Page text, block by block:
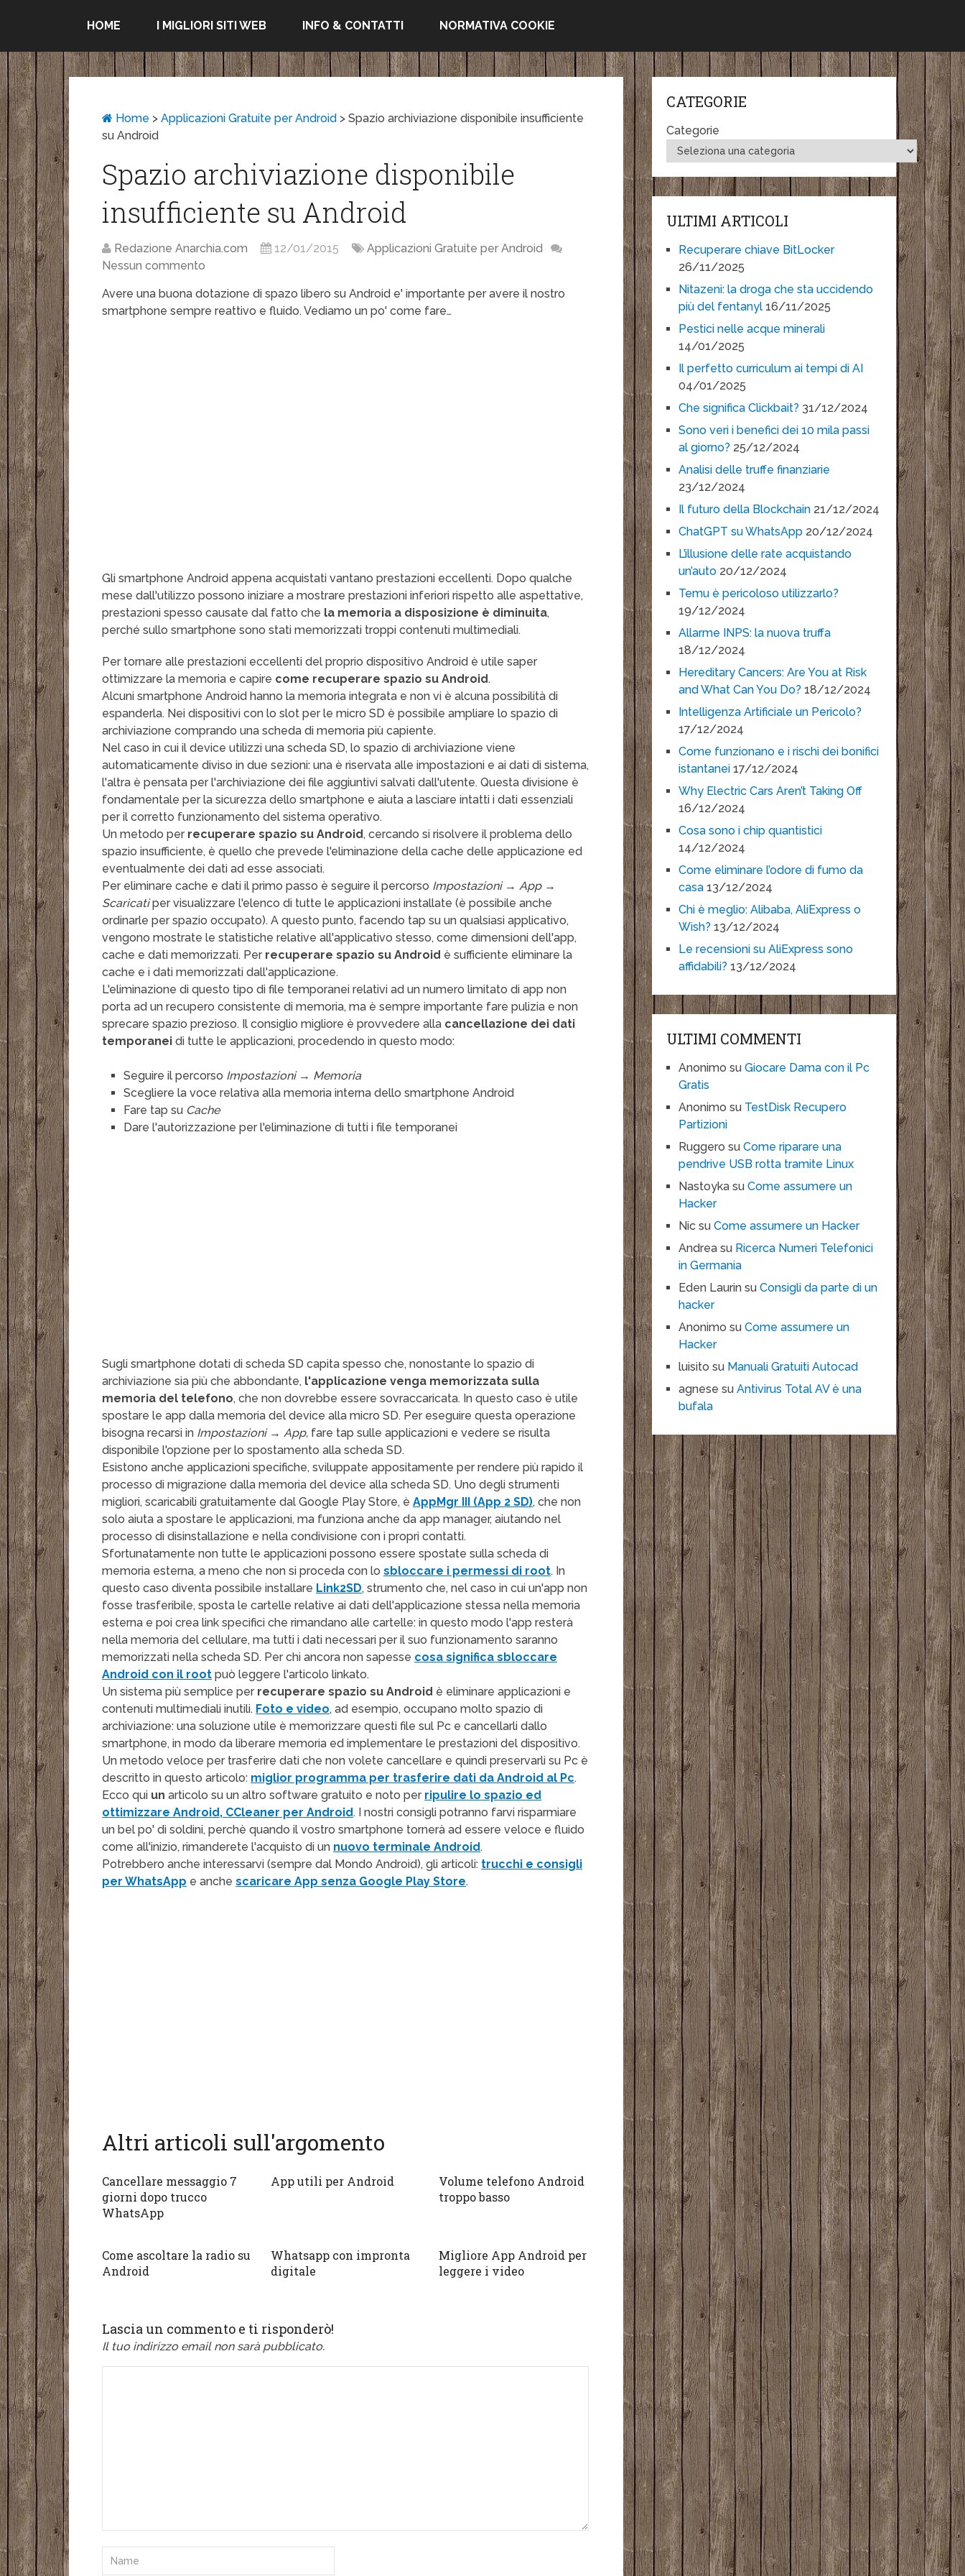
HOME I MIGLIORI SITI WEB INFO & CONTATTI NORMATIVA COOKIE
Home >Applicazioni Gratuite per Android >Spazio archiviazione disponibile insufficiente
su Android
Spazio archiviazione disponibile
insufficiente su Android
Redazione Anarchia.com 12/01/2015
Applicazioni Gratuite per Android
Nessun commento
Avere una buona dotazione di spazo libero su Android e' importante per avere il nostro
smartphone sempre reattivo e fluido. Vediamo un po' come fare…
Gli smartphone Android appena acquistati vantano prestazioni eccellenti. Dopo qualche
mese dall'utilizzo possono iniziare a mostrare prestazioni inferiori rispetto alle aspettative,
prestazioni spesso causate dal fatto che la memoria a disposizione è diminuita,
perché sullo smartphone sono stati memorizzati troppi contenuti multimediali.
Per tornare alle prestazioni eccellenti del proprio dispositivo Android è utile saper
ottimizzare la memoria e capire come recuperare spazio su Android.
Alcuni smartphone Android hanno la memoria integrata e non vi è alcuna possibilità di
espanderla. Nei dispositivi con lo slot per le micro SD è possibile ampliare lo spazio di
archiviazione comprando una scheda di memoria più capiente.
Nel caso in cui il device utilizzi una scheda SD, lo spazio di archiviazione viene
automaticamente diviso in due sezioni: una è riservata alle impostazioni e ai dati di sistema,
l'altra è pensata per l'archiviazione dei file aggiuntivi salvati dall'utente. Questa divisione è
fondamentale per la sicurezza dello smartphone e aiuta a lasciare intatti i dati essenziali
per il corretto funzionamento del sistema operativo.
Un metodo per recuperare spazio su Android, cercando si risolvere il problema dello
spazio insufficiente, è quello che prevede l'eliminazione della cache delle applicazione ed
eventualmente dei dati ad esse associati.
Per eliminare cache e dati il primo passo è seguire il percorso Impostazioni → App →
Scaricatiper visualizzare l'elenco di tutte le applicazioni installate (è possibile anche
ordinarle per spazio occupato). A questo punto, facendo tap su un qualsiasi applicativo,
vengono mostrate le statistiche relative all'applicativo stesso, come dimensioni dell'app,
cache e dati memorizzati. Per recuperare spazio su Android è sufficiente eliminare la
cache e i dati memorizzati dall'applicazione.
L'eliminazione di questo tipo di file temporanei relativi ad un numero limitato di app non
porta ad un recupero consistente di memoria, ma è sempre importante fare pulizia e non
sprecare spazio prezioso. Il consiglio migliore è provvedere alla cancellazione dei dati
temporanei di tutte le applicazioni, procedendo in questo modo:
Seguire il percorso Impostazioni → Memoria
Scegliere la voce relativa alla memoria interna dello smartphone Android
Fare tap su Cache
Dare l'autorizzazione per l'eliminazione di tutti i file temporanei
Sugli smartphone dotati di scheda SD capita spesso che, nonostante lo spazio di
archiviazione sia più che abbondante, l'applicazione venga memorizzata sulla
memoria del telefono, che non dovrebbe essere sovraccaricata. In questo caso è utile
spostare le app dalla memoria del device alla micro SD. Per eseguire questa operazione
bisogna recarsi in Impostazioni → App, fare tap sulle applicazioni e vedere se risulta
disponibile l'opzione per lo spostamento alla scheda SD.
Esistono anche applicazioni specifiche, sviluppate appositamente per rendere più rapido il
processo di migrazione dalla memoria del device alla scheda SD. Uno degli strumenti
migliori, scaricabili gratuitamente dal Google Play Store, èAppMgr III (App 2 SD), che non
solo aiuta a spostare le applicazioni, ma funziona anche da app manager, aiutando nel
processo di disinstallazione e nella condivisione con i propri contatti.
Sfortunatamente non tutte le applicazioni possono essere spostate sulla scheda di
memoria esterna, a meno che non si proceda con losbloccare i permessi di root. In
questo caso diventa possibile installare Link2SD, strumento che, nel caso in cui un'app non
fosse trasferibile, sposta le cartelle relative ai dati dell'applicazione stessa nella memoria
esterna e poi crea link specifici che rimandano alle cartelle: in questo modo l'app resterà
nella memoria del cellulare, ma tutti i dati necessari per il suo funzionamento saranno
memorizzati nella scheda SD. Per chi ancora non sapesse cosa significa sbloccare
Android con il root può leggere l'articolo linkato.
Un sistema più semplice per recuperare spazio su Android è eliminare applicazioni e
contenuti multimediali inutili. Foto e video, ad esempio, occupano molto spazio di
archiviazione: una soluzione utile è memorizzare questi file sul Pc e cancellarli dallo
smartphone, in modo da liberare memoria ed implementare le prestazioni del dispositivo.
Un metodo veloce per trasferire dati che non volete cancellare e quindi preservarli su Pc è
descritto in questo articolo: miglior programma per trasferire dati da Android al Pc.
Ecco qui unarticolo su un altro software gratuito e noto per ripulire lo spazio ed
ottimizzare Android, CCleaner per Android. I nostri consigli potranno farvi risparmiare
un bel po' di soldini, perchè quando il vostro smartphone tornerà ad essere veloce e fluido
come all'inizio, rimanderete l'acquisto di un nuovo terminale Android.
Potrebbero anche interessarvi (sempre dal Mondo Android), gli articoli: trucchi e consigli
per WhatsApp e anchescaricare App senza Google Play Store.
Altri articoli sull'argomento
Cancellare messaggio 7
giorni dopo trucco
WhatsApp
App utili per Android
Volume telefono Android
troppo basso
Come ascoltare la radio su
Android
Whatsapp con impronta
digitale
Migliore App Android per
leggere i video
Lascia un commento e ti risponderò!
Il tuo indirizzo email non sarà pubblicato.
CATEGORIE
Categorie
ULTIMI ARTICOLI
Recuperare chiave BitLocker
26/11/2025
Nitazeni: la droga che sta uccidendo
più del fentanyl 16/11/2025
Pestici nelle acque minerali
14/01/2025
Il perfetto curriculum ai tempi di AI
04/01/2025
Che significa Clickbait? 31/12/2024
Sono veri i benefici dei 10 mila passi
al giorno? 25/12/2024
Analisi delle truffe finanziarie
23/12/2024
Il futuro della Blockchain 21/12/2024
ChatGPT su WhatsApp 20/12/2024
L’illusione delle rate acquistando
un’auto 20/12/2024
Temu è pericoloso utilizzarlo?
19/12/2024
Allarme INPS: la nuova truffa
18/12/2024
Hereditary Cancers: Are You at Risk
and What Can You Do? 18/12/2024
Intelligenza Artificiale un Pericolo?
17/12/2024
Come funzionano e i rischi dei bonifici
istantanei 17/12/2024
Why Electric Cars Aren’t Taking Off
16/12/2024
Cosa sono i chip quantistici
14/12/2024
Come eliminare l’odore di fumo da
casa 13/12/2024
Chi è meglio: Alibaba, AliExpress o
Wish? 13/12/2024
Le recensioni su AliExpress sono
affidabili? 13/12/2024
ULTIMI COMMENTI
Anonimo suGiocare Dama con il Pc
Gratis
Anonimo su TestDisk Recupero
Partizioni
Ruggero suCome riparare una
pendrive USB rotta tramite Linux
Nastoyka suCome assumere un
Hacker
Nic suCome assumere un Hacker
Andrea su Ricerca Numeri Telefonici
in Germania
Eden Laurin suConsigli da parte di un
hacker
Anonimo suCome assumere un
Hacker
luisito su Manuali Gratuiti Autocad
agnese suAntivirus Total AV è una
bufala